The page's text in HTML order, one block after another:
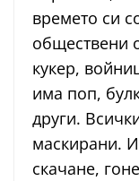
времето си
обществени
кукер,
има поп,
други.
маскирани.
скачане,